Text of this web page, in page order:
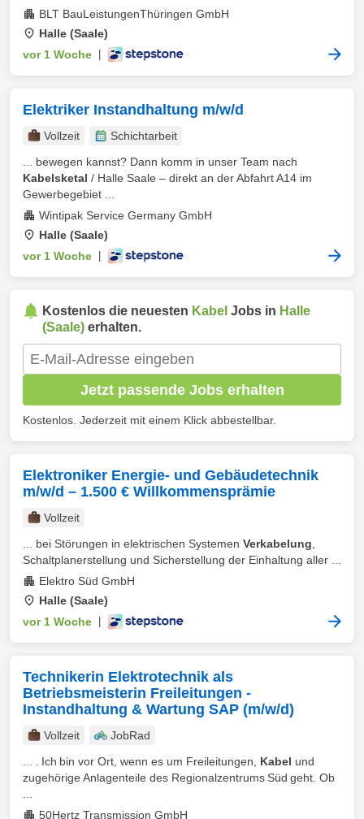
BLT BauLeistungenThüringen GmbH
Halle (Saale)
vor 1 Woche
Elektriker Instandhaltung m/w/d
Vollzeit
Schichtarbeit
... bewegen kannst? Dann komm in unser Team nach
Kabelsketal / Halle Saale – direkt an der Abfahrt A14 im
Gewerbegebiet ...
Wintipak Service Germany GmbH
Halle (Saale)
vor 1 Woche
Kostenlos die neuesten Kabel Jobs in Halle
(Saale) erhalten.
Jetzt passende Jobs erhalten
Kostenlos. Jederzeit mit einem Klick abbestellbar.
Elektroniker Energie- und Gebäudetechnik
m/w/d – 1.500 € Willkommensprämie
Vollzeit
... bei Störungen in elektrischen Systemen Verkabelung
Schaltplanerstellung und Sicherstellung der Einhaltung aller ...
Elektro Süd GmbH
Halle (Saale)
vor 1 Woche
Technikerin Elektrotechnik als
Betriebsmeisterin Freileitungen -
Instandhaltung & Wartung SAP (m/w/d)
Vollzeit
JobRad
... . Ich bin vor Ort, wenn es um Freileitungen, Kabel und
zugehörige Anlagenteile des Regionalzentrums Süd geht. Ob
50Hertz Transmission GmbH